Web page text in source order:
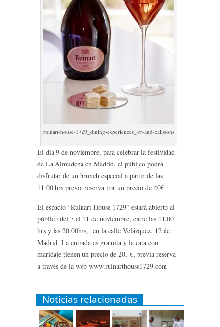
ruinart-house-1729_dining-experiences_-rr-and-calissons
El día 9 de noviembre, para celebrar la festividad
de La Almudena en Madrid, el público podrá
disfrutar de un brunch especial a partir de las
11.00 hrs previa reserva por un precio de 40€
El espacio “Ruinart House 1729” estará abierto al
público del 7 al 11 de noviembre, entre las 11.00
hrs y las 20.00hrs, en la calle Velázquez, 12 de
Madrid. La entrada es gratuita y la cata con
maridaje tienen un precio de 20,-€, previa reserva
a través de la web www.ruinarthouse1729.com
Noticias relacionadas